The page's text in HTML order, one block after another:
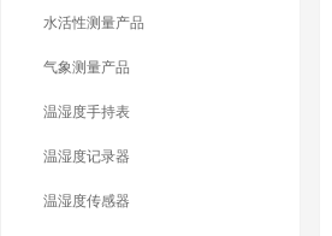
水活性测量产品
气象测量产品
温湿度手持表
温湿度记录器
温湿度传感器